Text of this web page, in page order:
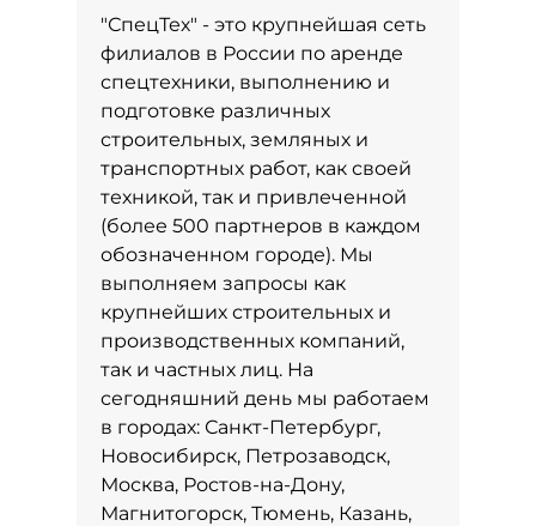
"СпецТех" - это крупнейшая сеть
филиалов в России по аренде
спецтехники, выполнению и
подготовке различных
строительных, земляных и
транспортных работ, как своей
техникой, так и привлеченной
(более 500 партнеров в каждом
обозначенном городе). Мы
выполняем запросы как
крупнейших строительных и
производственных компаний,
так и частных лиц. На
сегодняшний день мы работаем
в городах: Санкт-Петербург,
Новосибирск, Петрозаводск,
Москва, Ростов-на-Дону,
Магнитогорск, Тюмень, Казань,